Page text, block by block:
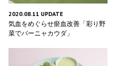
2020.08.11 UPDATE
気血をめぐらせ瘀血改善「彩り野
菜でバーニャカウダ」